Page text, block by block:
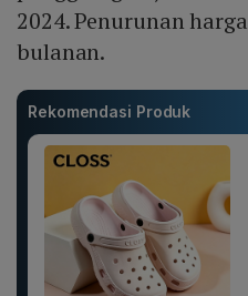
2024. Penurunan
bulanan.
Rekomendasi Produk